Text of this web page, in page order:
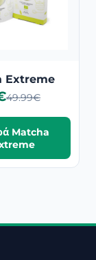
Extreme
49.99€
Matcha